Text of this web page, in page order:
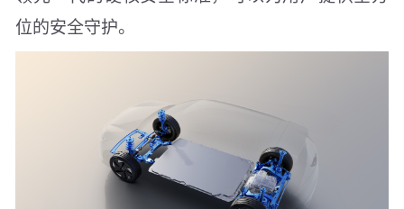
位的安全守护。